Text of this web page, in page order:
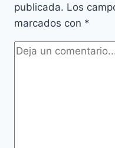
publicada. Los
marcados con *